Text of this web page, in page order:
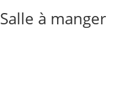
Salle à manger